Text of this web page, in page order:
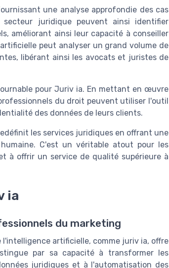
une analyse approfondie des cas
juridique peuvent ainsi identifier
améliorant ainsi leur capacité à conseiller
peut analyser un grand volume de
libérant ainsi les avocats et juristes de
pour Juriv ia. En mettant en œuvre
du droit peuvent utiliser l'outil
des données de leurs clients.
les services juridiques en offrant une
C'est un véritable atout pour les
à offrir un service de qualité supérieure à
ia
du marketing
artificielle, comme juriv ia, offre
par sa capacité à transformer les
juridiques et à l'automatisation des